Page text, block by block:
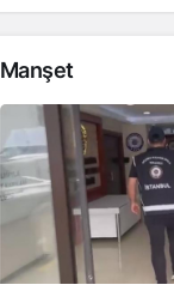
Gündüz
Gündüz
Gece
Gece
Manşet